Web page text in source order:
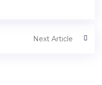
Next Article